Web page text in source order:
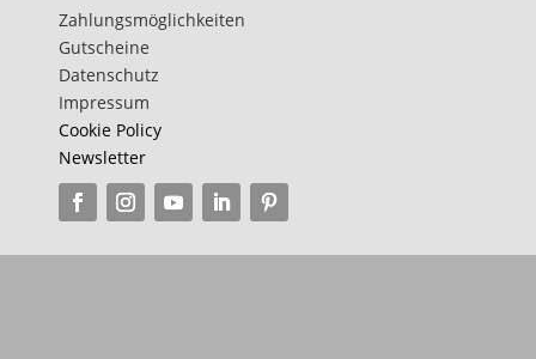
Zahlungsmöglichkeiten
Gutscheine
Datenschutz
Impressum
Cookie Policy
Newsletter